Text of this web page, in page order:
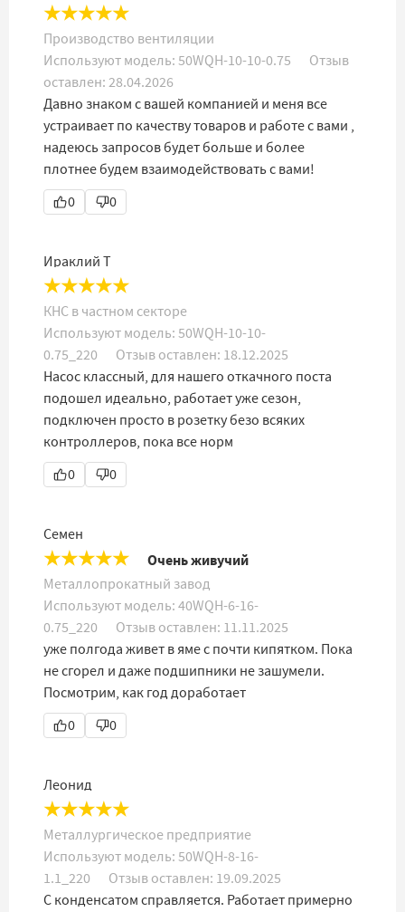
★★★★★
Производство вентиляции
Используют модель: 50WQH-10-10-0.75
Отзыв
оставлен: 28.04.2026
Давно знаком с вашей компанией и меня все
устраивает по качеству товаров и работе с вами ,
надеюсь запросов будет больше и более
плотнее будем взаимодействовать с вами!
0
0
Ираклий Т
★★★★★
КНС в частном секторе
Используют модель: 50WQH-10-10-
0.75_220
Отзыв оставлен: 18.12.2025
Насос классный, для нашего откачного поста
подошел идеально, работает уже сезон,
подключен просто в розетку безо всяких
контроллеров, пока все норм
0
0
Семен
★★★★★ Очень живучий
Металлопрокатный завод
Используют модель: 40WQH-6-16-
0.75_220
Отзыв оставлен: 11.11.2025
уже полгода живет в яме с почти кипятком. Пока
не сгорел и даже подшипники не зашумели.
Посмотрим, как год доработает
0
0
Леонид
★★★★★
Металлургическое предприятие
Используют модель: 50WQH-8-16-
1.1_220
Отзыв оставлен: 19.09.2025
С конденсатом справляется. Работает примерно